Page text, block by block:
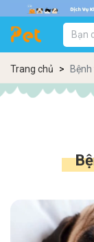
SẢN PHẨM
Trang chủ